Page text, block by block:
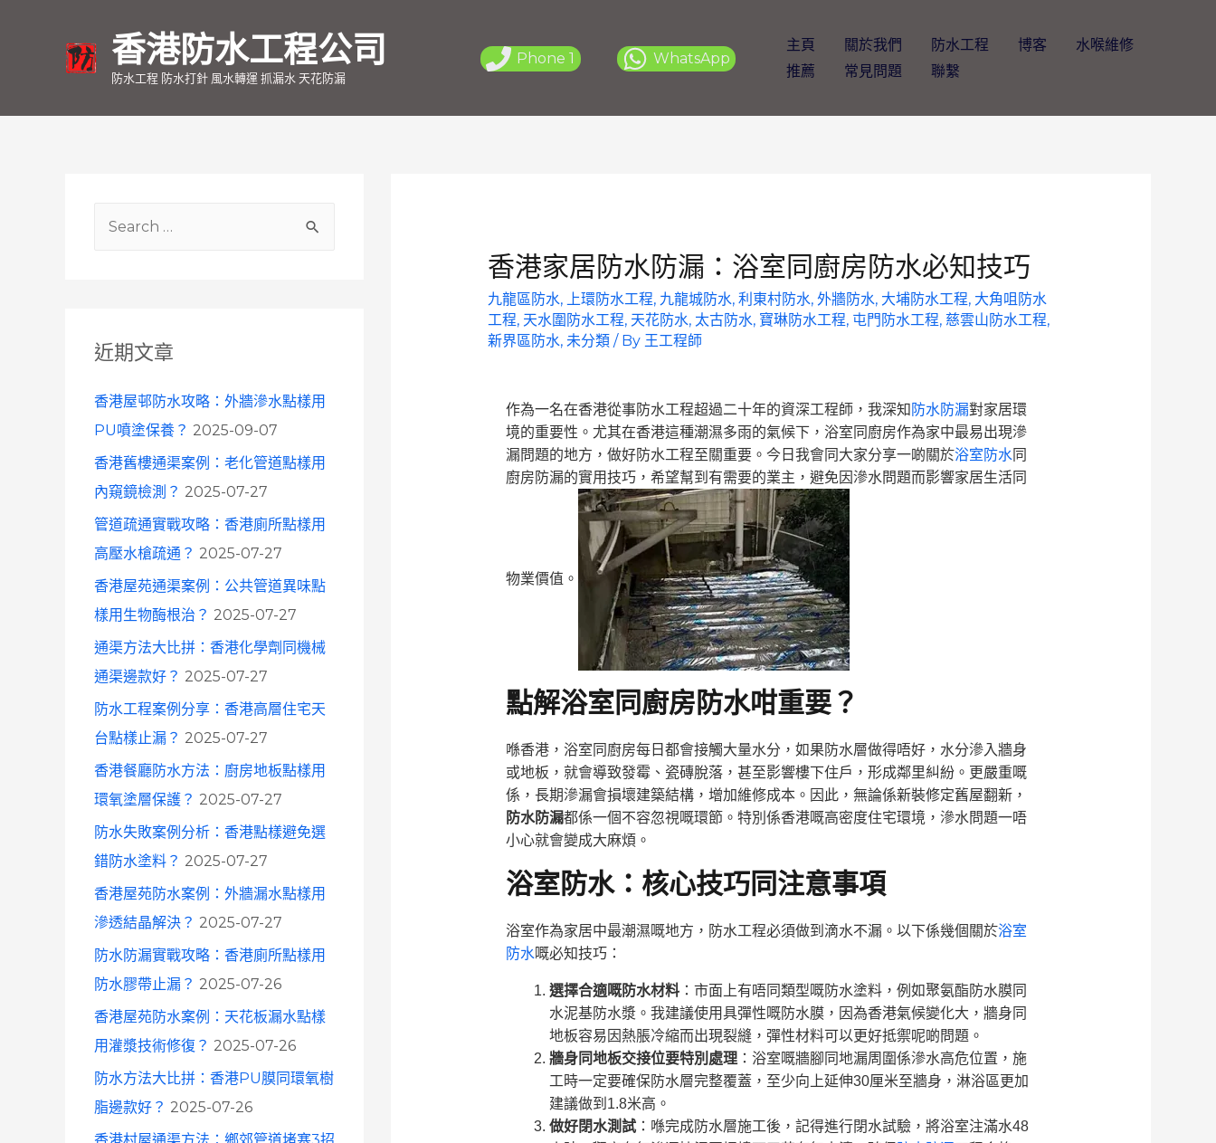
香港防水工程公司
防水工程 防水打針 風水轉運 抓漏水 天花防漏
Phone 1 WhatsApp
主頁 關於我們 防水工程 博客
水喉維修
推薦
常見問題 聯繫
h
近期文章
香港屋邨防水攻略：外牆滲水點樣用
PU噴塗保養？ 2025-09-07
香港舊樓通渠案例：老化管道點樣用
內窺鏡檢測？ 2025-07-27
管道疏通實戰攻略：香港廁所點樣用
高壓水槍疏通？ 2025-07-27
香港屋苑通渠案例：公共管道異味點
樣用生物酶根治？ 2025-07-27
通渠方法大比拼：香港化學劑同機械
通渠邊款好？ 2025-07-27
防水工程案例分享：香港高層住宅天
台點樣止漏？ 2025-07-27
香港餐廳防水方法：廚房地板點樣用
環氧塗層保護？ 2025-07-27
防水失敗案例分析：香港點樣避免選
錯防水塗料？ 2025-07-27
香港屋苑防水案例：外牆漏水點樣用
滲透結晶解決？ 2025-07-27
防水防漏實戰攻略：香港廁所點樣用
防水膠帶止漏？ 2025-07-26
香港屋苑防水案例：天花板漏水點樣
用灌漿技術修復？ 2025-07-26
防水方法大比拼：香港PU膜同環氧樹
脂邊款好？ 2025-07-26
香港家居防水防漏：浴室同廚房防水必知技巧
九龍區防水, 上環防水工程, 九龍城防水, 利東村防水, 外牆防水, 大埔防水工程, 大角咀防水
工程, 天水圍防水工程, 天花防水, 太古防水, 寶琳防水工程, 屯門防水工程, 慈雲山防水工程,
新界區防水, 未分類 / By 王工程師
作為一名在香港從事防水工程超過二十年的資深工程師，我深知 防水防漏對家居環
境的重要性。尤其在香港這種潮濕多雨的氣候下，浴室同廚房作為家中最易出現滲
漏問題的地方，做好防水工程至關重要。今日我會同大家分享一啲關於浴室防水同
廚房防漏的實用技巧，希望幫到有需要的業主，避免因滲水問題而影響家居生活同
物業價值。
點解浴室同廚房防水咁重要？
喺香港，浴室同廚房每日都會接觸大量水分，如果防水層做得唔好，水分滲入牆身
或地板，就會導致發霉、瓷磚脫落，甚至影響樓下住戶，形成鄰里糾紛。更嚴重嘅
係，長期滲漏會損壞建築結構，增加維修成本。因此，無論係新裝修定舊屋翻新，
防水防漏都係一個不容忽視嘅環節。特別係香港嘅高密度住宅環境，滲水問題一唔
小心就會變成大麻煩。
浴室防水：核心技巧同注意事項
浴室作為家居中最潮濕嘅地方，防水工程必須做到滴水不漏。以下係幾個關於浴室
防水嘅必知技巧：
選擇合適嘅防水材料：市面上有唔同類型嘅防水塗料，例如聚氨酯防水膜同
水泥基防水漿。我建議使用具彈性嘅防水膜，因為香港氣候變化大，牆身同
地板容易因熱脹冷縮而出現裂縫，彈性材料可以更好抵禦呢啲問題。
牆身同地板交接位要特別處理：浴室嘅牆腳同地漏周圍係滲水高危位置，施
工時一定要確保防水層完整覆蓋，至少向上延伸30厘米至牆身，淋浴區更加
建議做到1.8米高。
做好閉水測試：喺完成防水層施工後，記得進行閉水試驗，將浴室注滿水48